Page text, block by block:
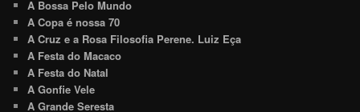
A Bossa Pelo Mundo
A Copa é nossa 70
A Cruz e a Rosa Filosofia Perene. Luiz Eça
A Festa do Macaco
A Festa do Natal
A Gonfie Vele
A Grande Seresta